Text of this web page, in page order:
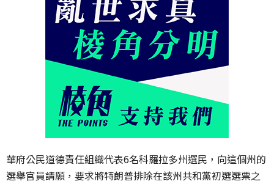
華府公民道德責任組織代表6名科羅拉多州選民，向這個州的
選舉官員請願，要求將特朗普排除在該州共和黨初選選票之